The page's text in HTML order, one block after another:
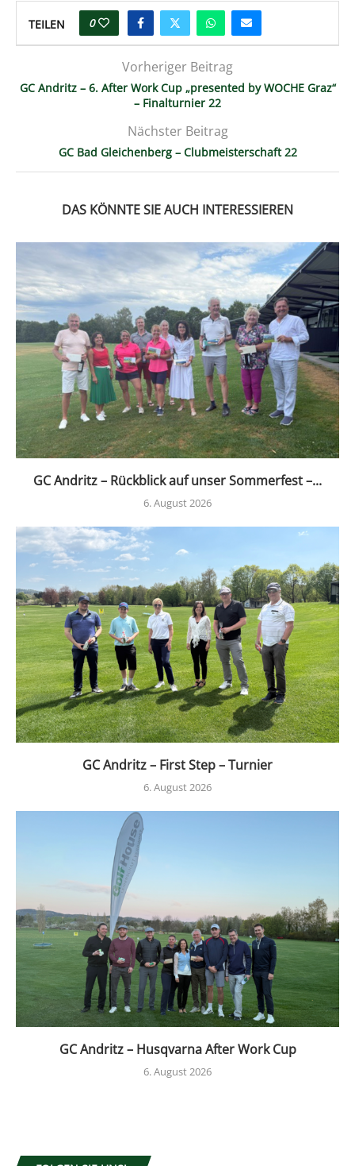
TEILEN 0
Vorheriger Beitrag
GC Andritz – 6. After Work Cup „presented by WOCHE Graz“
– Finalturnier 22
Nächster Beitrag
GC Bad Gleichenberg – Clubmeisterschaft 22
DAS KÖNNTE SIE AUCH INTERESSIEREN
GC Andritz – Rückblick auf unser Sommerfest –...
6. August 2026
GC Andritz – First Step – Turnier
6. August 2026
GC Andritz – Husqvarna After Work Cup
6. August 2026